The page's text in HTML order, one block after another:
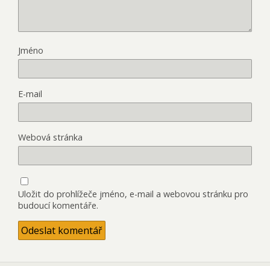
Jméno
E-mail
Webová stránka
Uložit do prohlížeče jméno, e-mail a webovou stránku pro
budoucí komentáře.